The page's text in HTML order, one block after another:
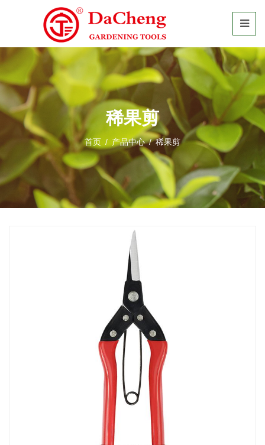
稀果剪
首页 / 产品中心 / 稀果剪